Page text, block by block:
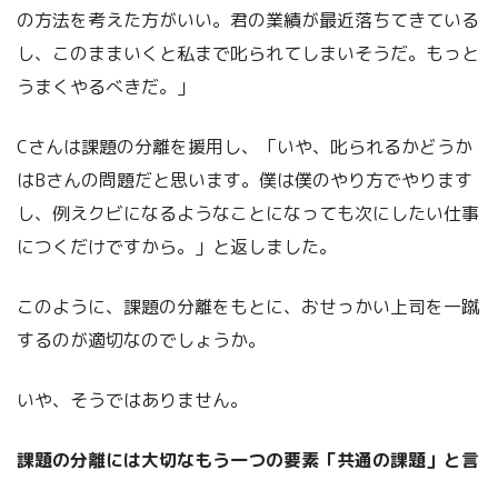
の方法を考えた方がいい。君の業績が最近落ちてきている
し、このままいくと私まで叱られてしまいそうだ。もっと
うまくやるべきだ。」
Cさんは課題の分離を援用し、「いや、叱られるかどうか
はBさんの問題だと思います。僕は僕のやり方でやります
し、例えクビになるようなことになっても次にしたい仕事
につくだけですから。」と返しました。
このように、課題の分離をもとに、おせっかい上司を一蹴
するのが適切なのでしょうか。
いや、そうではありません。
課題の分離には大切なもう一つの要素「共通の課題」と言